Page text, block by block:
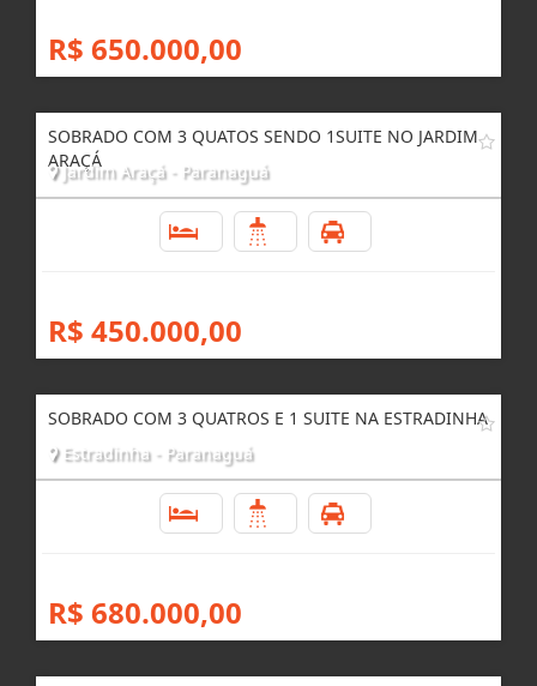
R$ 650.000,00
SOBRADO COM 3 QUATOS SENDO 1SUITE NO JARDIM
ARAÇÁ
Jardim Araçá - Paranaguá
R$ 450.000,00
SOBRADO COM 3 QUATROS E 1 SUITE NA ESTRADINHA
Estradinha - Paranaguá
R$ 680.000,00